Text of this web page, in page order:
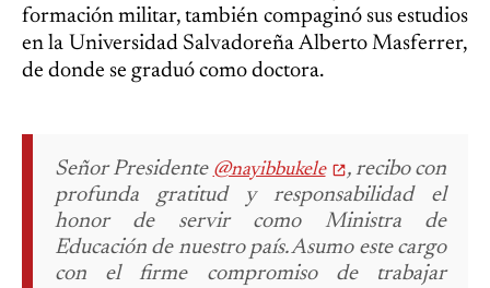
formación militar, también compaginó sus estudios
en la Universidad Salvadoreña Alberto Masferrer,
de donde se graduó como doctora.
Señor Presidente @nayibbukele
, recibo con
profunda gratitud y responsabilidad el
honor de servir como Ministra de
Educación de nuestro país. Asumo este cargo
con el firme compromiso de trabajar